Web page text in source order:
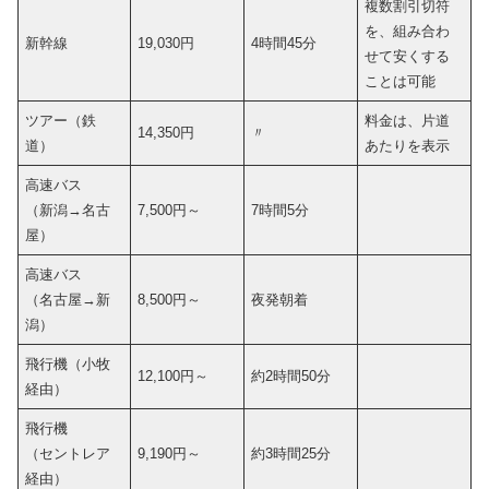
新幹線 19,030円 4時間45分
複数割引切符
を、組み合わ
せて安くする
ことは可能
ツアー（鉄
道）
14,350円 〃
料金は、片道
あたりを表示
高速バス
（新潟→名古
屋）
7,500円～ 7時間5分
高速バス
（名古屋→新
潟）
8,500円～ 夜発朝着
飛行機（小牧
経由）
12,100円～ 約2時間50分
飛行機
（セントレア
経由）
9,190円～ 約3時間25分